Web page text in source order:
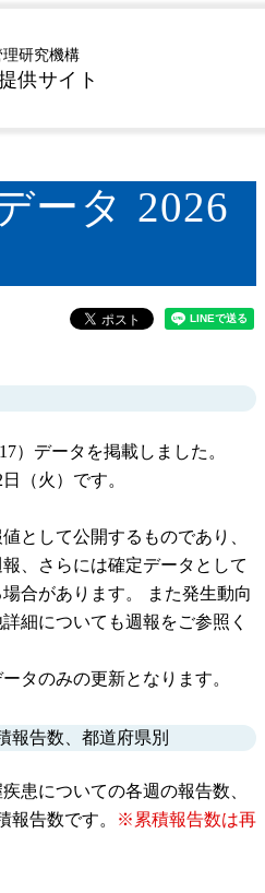
研究機構
供サイト
ンス>感染症発生動向調査
年>IDWR速報データ
ータ 2026
）データを掲載しました。
（火）です。
として公開するものであり、
、さらには確定データとして
合があります。 また発生動向
細についても週報をご参照く
タのみの更新となります。
報告数、都道府県別
患についての各週の報告数、
報告数です。
※累積報告数は再